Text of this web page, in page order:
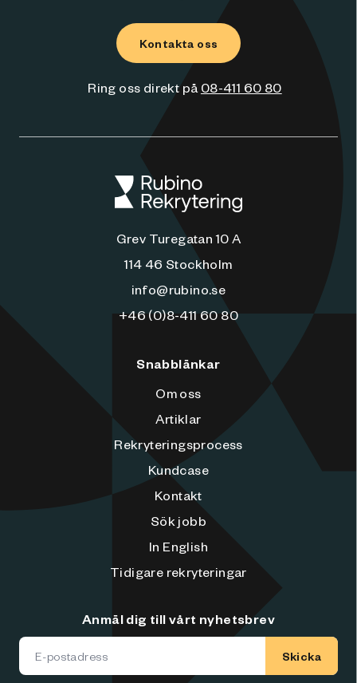
Kontakta oss
Ring oss direkt på 08-411 60 80
Grev Turegatan 10 A
114 46 Stockholm
info@rubino.se
+46 (0)8-411 60 80
Snabblänkar
Om oss
Artiklar
Rekryteringsprocess
Kundcase
Kontakt
Sök jobb
In English
Tidigare rekryteringar
Anmäl dig till vårt nyhetsbrev
Skicka